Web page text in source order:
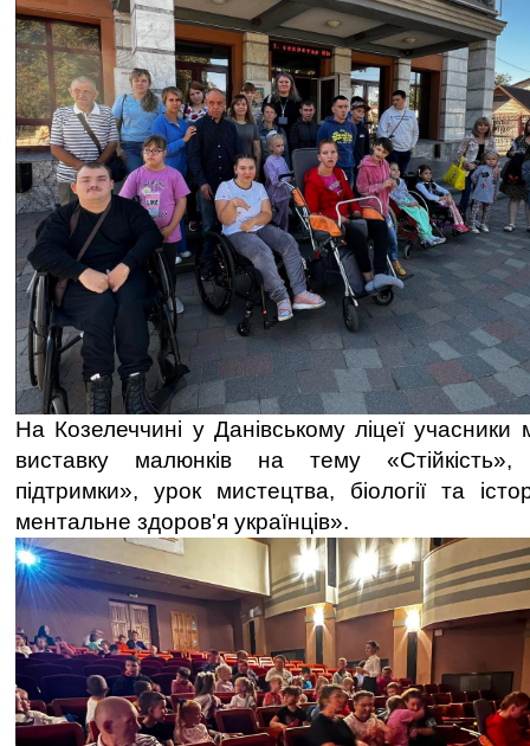
На Козелеччині у Данівському ліцеї учасники
виставку малюнків на тему «Стійкість»,
підтримки», урок мистецтва, біології та
ментальне здоров'я українців».